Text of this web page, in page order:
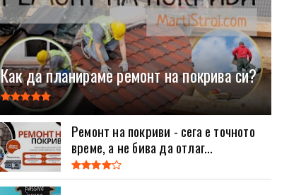
Как да планираме ремонт на покрива си?
Ремонт на покриви - сега е точното
време, а не бива да отлаг...